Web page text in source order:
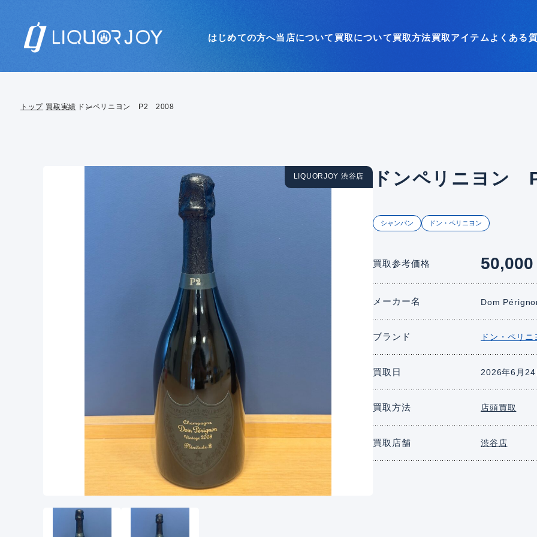
はじめての方へ当店について 買取について買取方法買取アイテム よくある
トップ 買取実績 ドンペリニヨン P2 2008
LIQUORJOY 渋谷店 ドンペリニヨン
シャンパン ドン・ペリニヨン
買取参考価格 50,000
メーカー名 Dom
ブランド ドン・ペリニ
買取日 2026年6月24
買取方法 店頭買取
買取店舗 渋谷店